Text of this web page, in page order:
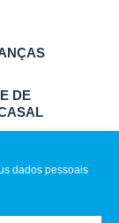
dados pessoais
DE
SER